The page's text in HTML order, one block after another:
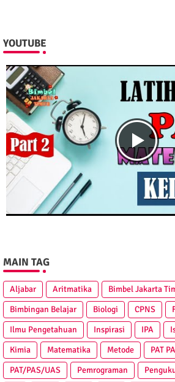
YOUTUBE
MAIN TAG
Aljabar Aritmatika
Bimbel Jakarta
Bimbingan Belajar
Biologi CPNS
Ilmu Pengetahuan
Inspirasi IPA
Kimia
Matematika Metode
PAT
PAT/PAS/UAS
Pemrograman